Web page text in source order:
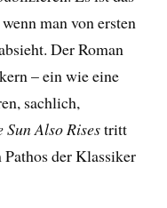
man von ersten
Der Roman
– ein wie eine
sachlich,
Sun Also Risestritt
der Klassiker